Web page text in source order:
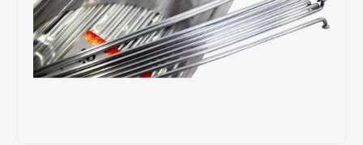
Fietscomputers
Verlichting